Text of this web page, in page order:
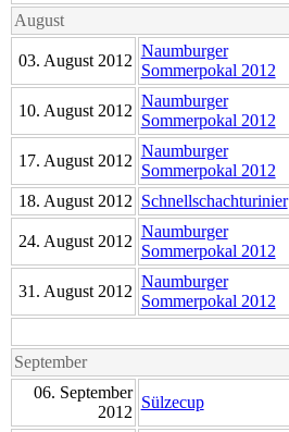
August
03. August 2012
Naumburger
Sommerpokal 2012
10. August 2012
Naumburger
Sommerpokal 2012
17. August 2012
Naumburger
Sommerpokal 2012
18. August 2012 Schnellschachturinier
24. August 2012
Naumburger
Sommerpokal 2012
31. August 2012
Naumburger
Sommerpokal 2012
September
06. September
2012
Sülzecup